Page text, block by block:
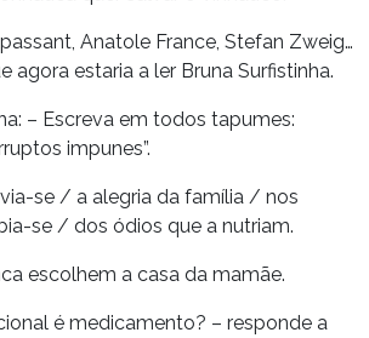
Anatole France, Stefan Zweig…
agora estaria a ler Bruna Surfistinha.
– Escreva em todos tapumes:
impunes”.
se / a alegria da família / nos
se / dos ódios que a nutriam.
escolhem a casa da mamãe.
é medicamento? – responde a